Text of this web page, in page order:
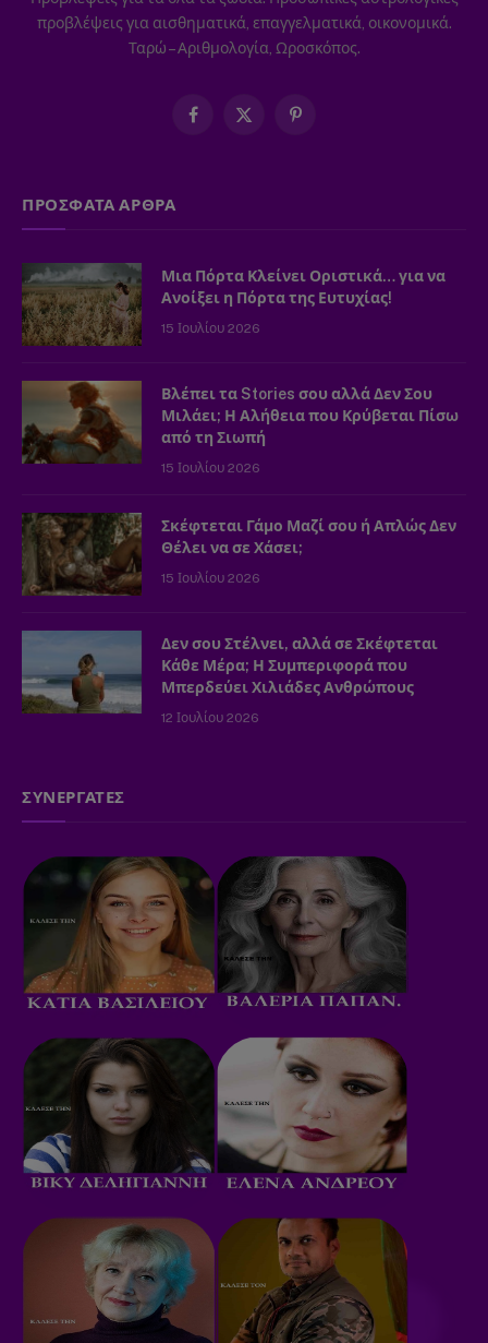
προβλέψεις για αισθηματικά, επαγγελματικά, οικονομικά.
Ταρώ – Αριθμολογία, Ωροσκόπος.
Facebook
X
Pinterest
ΠΡΟΣΦΑΤΑ ΑΡΘΡΑ
Μια Πόρτα Κλείνει Οριστικά… για να
Ανοίξει η Πόρτα της Ευτυχίας!
15 Ιουλίου 2026
Βλέπει τα Stories σου αλλά Δεν Σου
Μιλάει; Η Αλήθεια που Κρύβεται Πίσω
από τη Σιωπή
15 Ιουλίου 2026
Σκέφτεται Γάμο Μαζί σου ή Απλώς Δεν
Θέλει να σε Χάσει;
15 Ιουλίου 2026
Δεν σου Στέλνει, αλλά σε Σκέφτεται
Κάθε Μέρα; Η Συμπεριφορά που
Μπερδεύει Χιλιάδες Ανθρώπους
12 Ιουλίου 2026
ΣΥΝΕΡΓΑΤΕΣ